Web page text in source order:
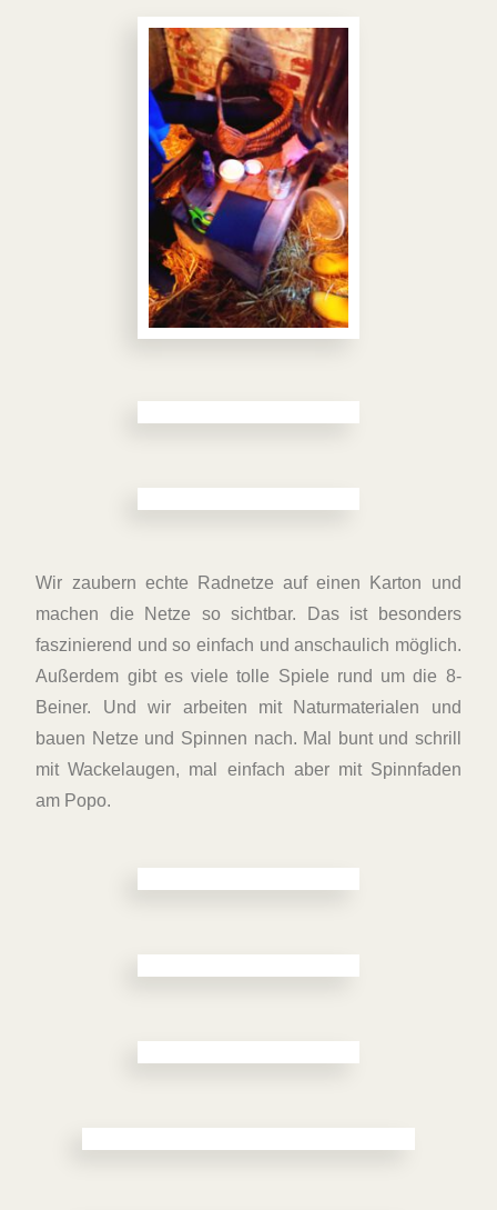
Wir zaubern echte Radnetze auf einen Karton und
machen die Netze so sichtbar. Das ist besonders
faszinierend und so einfach und anschaulich möglich.
Außerdem gibt es viele tolle Spiele rund um die 8-
Beiner. Und wir arbeiten mit Naturmaterialen und
bauen Netze und Spinnen nach. Mal bunt und schrill
mit Wackelaugen, mal einfach aber mit Spinnfaden
am Popo.